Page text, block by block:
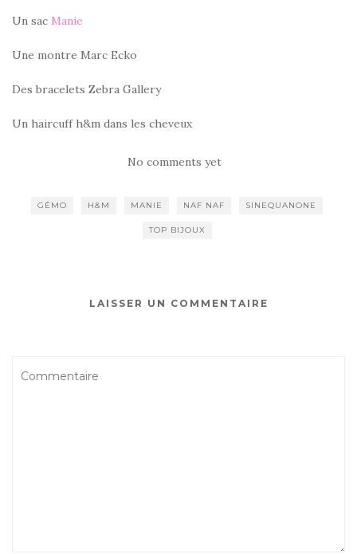
Un sac Manie
Une montre Marc Ecko
Des bracelets Zebra Gallery
Un haircuff h&m dans les cheveux
No comments yet
GÉMO H&M MANIE NAF NAF SINEQUANONE
TOP BIJOUX
LAISSER UN COMMENTAIRE